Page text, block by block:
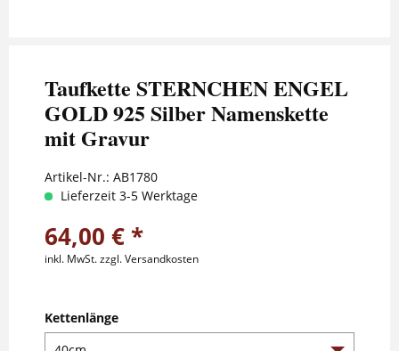
Taufkette STERNCHEN ENGEL
GOLD 925 Silber Namenskette
mit Gravur
Artikel-Nr.: AB1780
Lieferzeit 3-5 Werktage
64,00 € *
inkl. MwSt.zzgl. Versandkosten
Kettenlänge